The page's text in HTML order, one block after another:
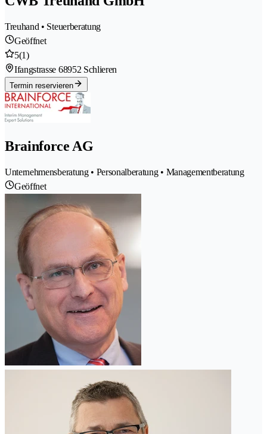
Treuhand • Steuerberatung
Geöffnet
5(1)
Ifangstrasse 68952 Schlieren
Termin reservieren
Brainforce AG
Unternehmensberatung • Personalberatung • Managementberatung
Geöffnet